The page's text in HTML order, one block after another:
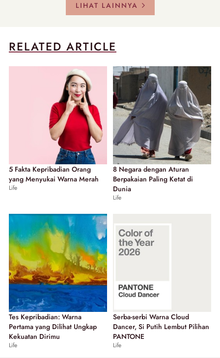
LIHAT LAINNYA
RELATED ARTICLE
5 Fakta Kepribadian Orang
yang Menyukai Warna Merah
Life
8 Negara dengan Aturan
Berpakaian Paling Ketat di
Dunia
Life
Tes Kepribadian: Warna
Pertama yang Dilihat Ungkap
Kekuatan Dirimu
Life
Serba-serbi Warna Cloud
Dancer, Si Putih Lembut Pilihan
PANTONE
Life